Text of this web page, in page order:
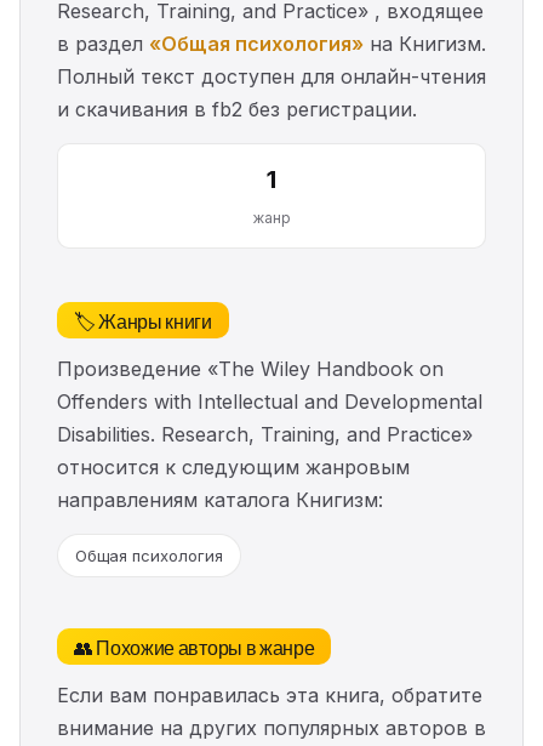
Research, Training, and Practice» , входящее
в раздел «Общая психология» на Книгизм.
Полный текст доступен для онлайн-чтения
и скачивания в fb2 без регистрации.
1
жанр
🏷️ Жанры книги
Произведение «The Wiley Handbook on
Offenders with Intellectual and Developmental
Disabilities. Research, Training, and Practice»
относится к следующим жанровым
направлениям каталога Книгизм:
Общая психология
👥 Похожие авторы в жанре
Если вам понравилась эта книга, обратите
внимание на других популярных авторов в